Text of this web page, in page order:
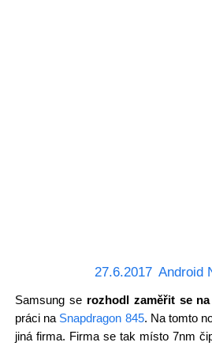
27.6.2017 Android
Samsung se rozhodl zaměřit se
práci na Snapdragon 845. Na tomto
jiná firma. Firma se tak místo 7nm